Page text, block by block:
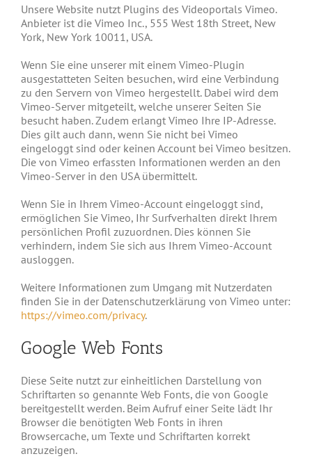
Unsere Website nutzt Plugins des Videoportals Vimeo.
Anbieter ist die Vimeo Inc., 555 West 18th Street, New
York, New York 10011, USA.
Wenn Sie eine unserer mit einem Vimeo-Plugin
ausgestatteten Seiten besuchen, wird eine Verbindung
zu den Servern von Vimeo hergestellt. Dabei wird dem
Vimeo-Server mitgeteilt, welche unserer Seiten Sie
besucht haben. Zudem erlangt Vimeo Ihre IP-Adresse.
Dies gilt auch dann, wenn Sie nicht bei Vimeo
eingeloggt sind oder keinen Account bei Vimeo besitzen.
Die von Vimeo erfassten Informationen werden an den
Vimeo-Server in den USA übermittelt.
Wenn Sie in Ihrem Vimeo-Account eingeloggt sind,
ermöglichen Sie Vimeo, Ihr Surfverhalten direkt Ihrem
persönlichen Profil zuzuordnen. Dies können Sie
verhindern, indem Sie sich aus Ihrem Vimeo-Account
ausloggen.
Weitere Informationen zum Umgang mit Nutzerdaten
finden Sie in der Datenschutzerklärung von Vimeo unter:
https://vimeo.com/privacy.
Google Web Fonts
Diese Seite nutzt zur einheitlichen Darstellung von
Schriftarten so genannte Web Fonts, die von Google
bereitgestellt werden. Beim Aufruf einer Seite lädt Ihr
Browser die benötigten Web Fonts in ihren
Browsercache, um Texte und Schriftarten korrekt
anzuzeigen.